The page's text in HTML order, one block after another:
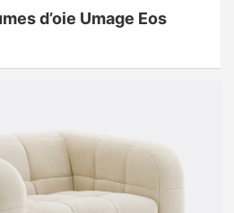
d’oie Umage Eos